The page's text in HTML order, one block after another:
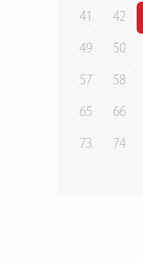
41 42
49 50
57 58
65 66
73 74